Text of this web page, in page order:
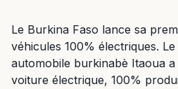
Le Burkina Faso lance sa
véhicules 100% électriques.
automobile burkinabè Itaoua
voiture électrique, 100%